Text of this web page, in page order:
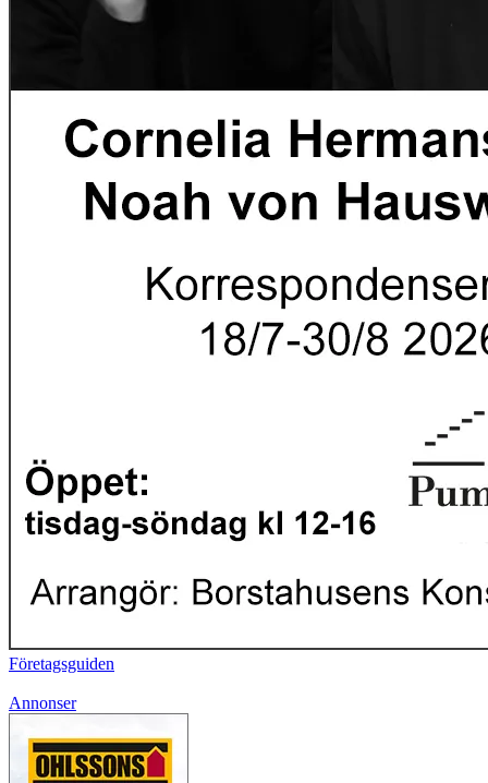
Företagsguiden
Annonser